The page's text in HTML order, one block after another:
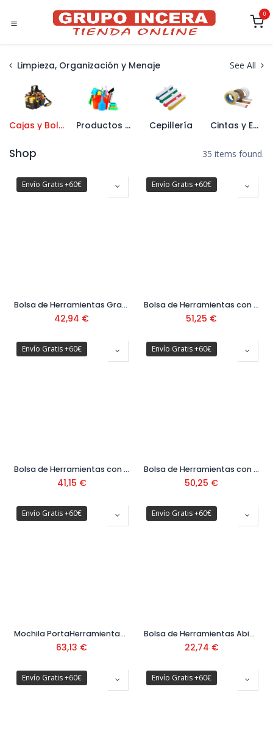
0
Limpieza, Organización y Menaje See All
Cajas y Bolsas de Herramientas Productos de limpieza Cepillería Cintas y Embalajes
Shop 35 items found.
Envío Gratis +60€
Bolsa de Herramientas Gran Abertura FatMax Ref. FMST1-71180
42,94 €
Envío Gratis +60€
Bolsa de Herramientas con Estructura Rigida Ref. 1-79-213
51,25 €
Envío Gratis +60€
Bolsa de Herramientas con Multiples Accesos Ref. FMST1-73607
41,15 €
Envío Gratis +60€
Bolsa de Herramientas con Tapa Redonda Ref. FMST1-70749
50,25 €
Envío Gratis +60€
Mochila PortaHerramientas con Ruedas Ref. 1-79-215
63,13 €
Envío Gratis +60€
Bolsa de Herramientas Abierta Ref. STST1-70718
22,74 €
Envío Gratis +60€ Envío Gratis +60€